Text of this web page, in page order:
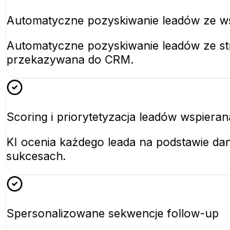
Automatyczne pozyskiwanie leadów ze
Automatyczne pozyskiwanie leadów ze
przekazywana do CRM.
Scoring i priorytetyzacja leadów
KI ocenia każdego leada na podstawie
sukcesach.
Spersonalizowane sekwencje follow-up